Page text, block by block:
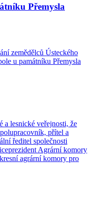
Přemysla
zemědělců Ústeckého
u památníku Přemysla
a lesnické veřejnosti, že
přítel a
ředitel společnosti
Agrární komory
agrární komory pro